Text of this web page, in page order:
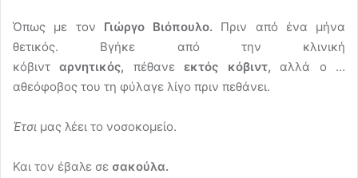
Όπως με τον Γιώργο Βιόπουλο. Πριν από ένα μήνα
θετικός. Βγήκε από την κλινική
κόβινταρνητικός, πέθανεεκτός κόβιντ, αλλά ο …
αθεόφοβος του τη φύλαγε λίγο πριν πεθάνει.
Έτσι μας λέει το νοσοκομείο.
Και τον έβαλε σε σακούλα.